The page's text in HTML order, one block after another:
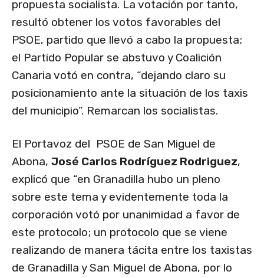
propuesta socialista. La votación por tanto,
resultó obtener los votos favorables del
PSOE, partido que llevó a cabo la propuesta;
el Partido Popular se abstuvo y Coalición
Canaria votó en contra, “dejando claro su
posicionamiento ante la situación de los taxis
del municipio”. Remarcan los socialistas.
El Portavoz del PSOE de San Miguel de
Abona, José Carlos Rodríguez Rodriguez,
explicó que “en Granadilla hubo un pleno
sobre este tema y evidentemente toda la
corporación votó por unanimidad a favor de
este protocolo; un protocolo que se viene
realizando de manera tácita entre los taxistas
de Granadilla y San Miguel de Abona, por lo